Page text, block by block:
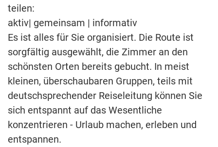
teilen:
aktiv| gemeinsam | informativ
Es ist alles für Sie organisiert. Die Route ist
sorgfältig ausgewählt, die Zimmer an den
schönsten Orten bereits gebucht. In meist
kleinen, überschaubaren Gruppen, teils mit
deutschsprechender Reiseleitung können Sie
sich entspannt auf das Wesentliche
konzentrieren - Urlaub machen, erleben und
entspannen.